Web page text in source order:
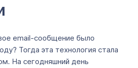
email-сообщение было
Тогда эта технология стала
На сегодняшний день